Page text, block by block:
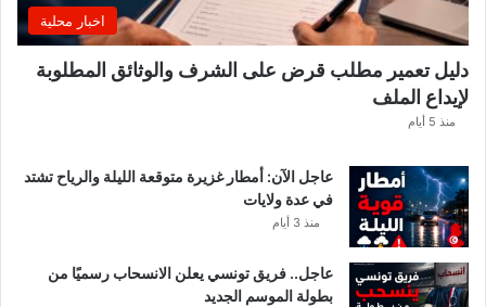
اخبار محلية
دليل تعمير مطلب قرض على الشرف والوثائق المطلوبة
لإيداع الملف
منذ 5 أيام
عاجل الآن: أمطار غزيرة متوقعة الليلة والرياح تشتد
في عدة ولايات
منذ 3 أيام
عاجل.. فريق تونسي يعلن الانسحاب رسميًا من
بطولة الموسم الجديد